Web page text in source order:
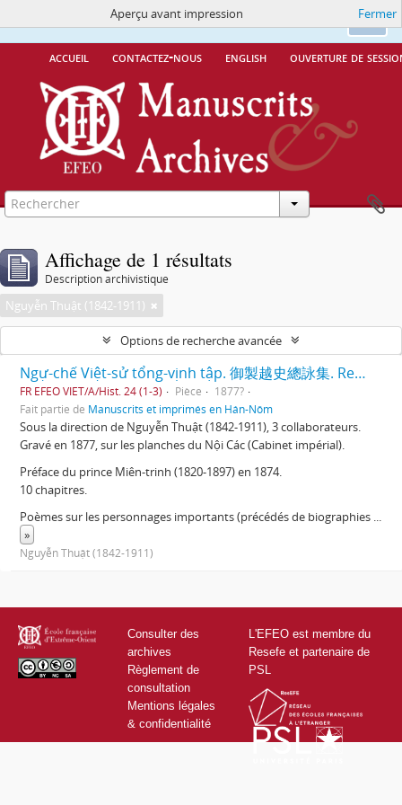
Ok
Ce site utilise des cookiesMore Info.
accueil contactez-nous english ouverture de
Aperçu avant impression Fermer
Affichage de 1 résultats
Description archivistique
Nguyễn Thuật (1842-1911)
Options de recherche avancée
Ngự-chế Việt-sử tổng-vịnh tập. 御製越史總詠集. Recueil de poèmes commentant l'histoire du Vietnam par l'empereur. [TV-dťrc (1848-1883)].
FR EFEO VIET/A/Hist. 24 (1-3) Pièce
1877?
Fait partie de Manuscrits et imprimés en Hán-Nôm
Sous la direction de Nguyễn Thuật (1842-1911), 3 collaborateurs.
Gravé en 1877, sur les planches du Nội Các (Cabinet impérial).
Préface du prince Miên-trinh (1820-1897) en 1874.
10 chapitres.
Poèmes sur les personnages importants (précédés de biographies ...
»
Nguyễn Thuật (1842-1911)
Consulter des
archives
Règlement de
consultation
Mentions légales
& confidentialité
L'EFEO est membre du
Resefe et partenaire de
PSL